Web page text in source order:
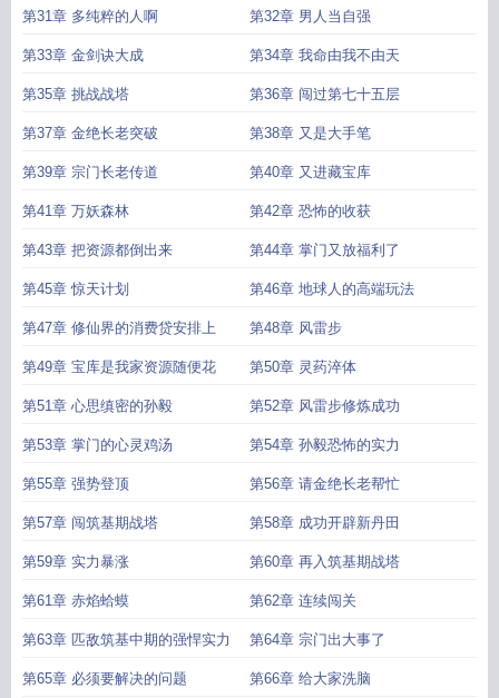
第31章 多纯粹的人啊 第32章 男人当自强
第33章 金剑诀大成 第34章 我命由我不由天
第35章 挑战战塔 第36章 闯过第七十五层
第37章 金绝长老突破 第38章 又是大手笔
第39章 宗门长老传道 第40章 又进藏宝库
第41章 万妖森林 第42章 恐怖的收获
第43章 把资源都倒出来 第44章 掌门又放福利了
第45章 惊天计划 第46章 地球人的高端玩法
第47章 修仙界的消费贷安排上 第48章 风雷步
第49章 宝库是我家资源随便花 第50章 灵药淬体
第51章 心思缜密的孙毅 第52章 风雷步修炼成功
第53章 掌门的心灵鸡汤 第54章 孙毅恐怖的实力
第55章 强势登顶 第56章 请金绝长老帮忙
第57章 闯筑基期战塔 第58章 成功开辟新丹田
第59章 实力暴涨 第60章 再入筑基期战塔
第61章 赤焰蛤蟆 第62章 连续闯关
第63章 匹敌筑基中期的强悍实力 第64章 宗门出大事了
第65章 必须要解决的问题 第66章 给大家洗脑